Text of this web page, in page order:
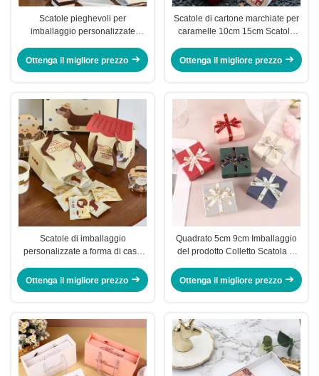
Scatole pieghevoli per
imballaggio personalizzate
Scatola rettangolare per
confezioni di torte
Ottenga il migliore prezzo
Scatole di cartone marchiate per
caramelle 10cm 15cm Scatola
Ottenga il migliore prezzo
Scatole di imballaggio
personalizzate a forma di casa
scatole di cartone per biscotti
Ottenga il migliore prezzo
Quadrato 5cm 9cm Imballaggio
del prodotto Colletto Scatola di
gioielli da viaggio
Ottenga il migliore prezzo